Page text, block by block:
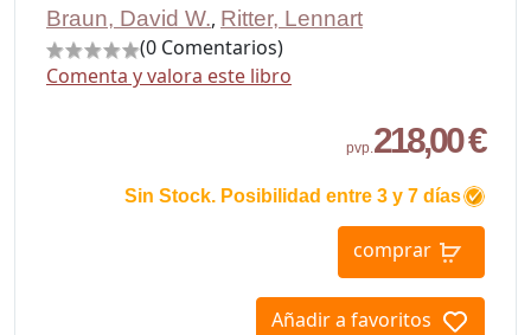
Braun, David W., Ritter, Lennart
(0 Comentarios)
Comenta y valora este libro
pvp.218,00 €
Sin Stock. Posibilidad entre 3 y 7 días
comprar
Añadir a favoritos